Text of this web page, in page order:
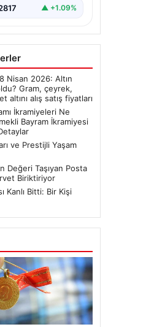
ne… ▲ +1.09%
Nisan 2026: Altın
Gram, çeyrek,
altını alış satış fiyatları
İkramiyeleri Ne
Bayram İkramiyesi
ve Prestijli Yaşam
Değeri Taşıyan Posta
Biriktiriyor
Kanlı Bitti: Bir Kişi